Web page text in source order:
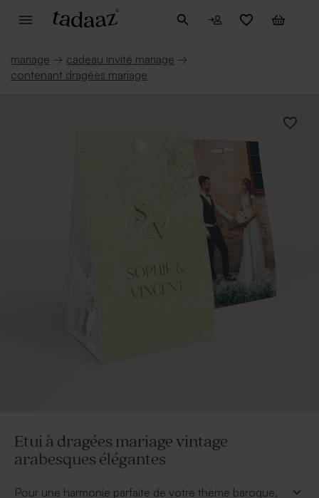
mariage → cadeau invité mariage →
contenant dragées mariage
Etui à dragées mariage vintage
arabesques élégantes
Pour une harmonie parfaite de votre thème baroque,